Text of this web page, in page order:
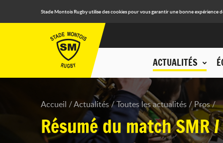
Stade Montois Rugby utilise des cookies pour vous garantir une bonne
ACTUALITÉS
Accueil Actualités Toutes les actualités Pros
Résumé du match SMR